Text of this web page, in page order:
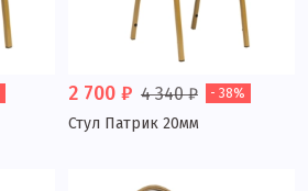
2 700 ₽ 4 340 ₽ - 38%
Стул Патрик 20мм